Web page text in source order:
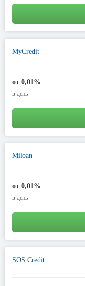
MyCredit
от 0,01%
в день
Miloan
от 0,01%
в день
SOS Credit